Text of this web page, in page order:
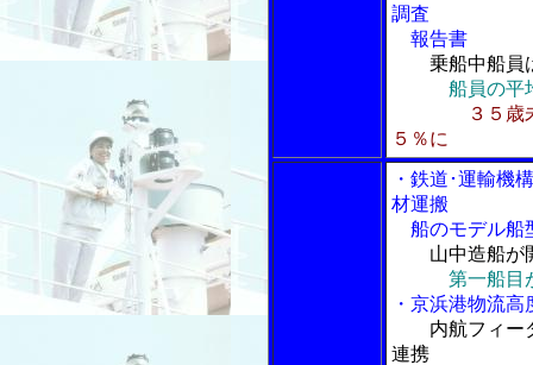
調査
報告書
乗船中船員
船員の平
３５歳
５％に
・鉄道･運輸機
材運搬
船のモデル船
山中造船が
第一船目
・京浜港物流
内航フィー
連携